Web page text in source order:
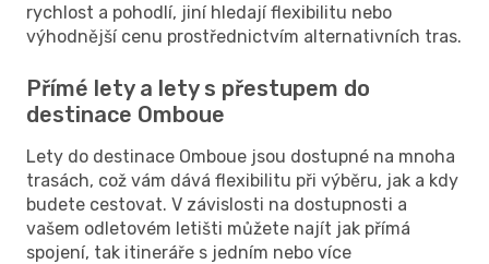
rychlost a pohodlí, jiní hledají flexibilitu nebo
výhodnější cenu prostřednictvím alternativních tras.
Přímé lety a lety s přestupem do
destinace Omboue
Lety do destinace Omboue jsou dostupné na mnoha
trasách, což vám dává flexibilitu při výběru, jak a kdy
budete cestovat. V závislosti na dostupnosti a
vašem odletovém letišti můžete najít jak přímá
spojení, tak itineráře s jedním nebo více